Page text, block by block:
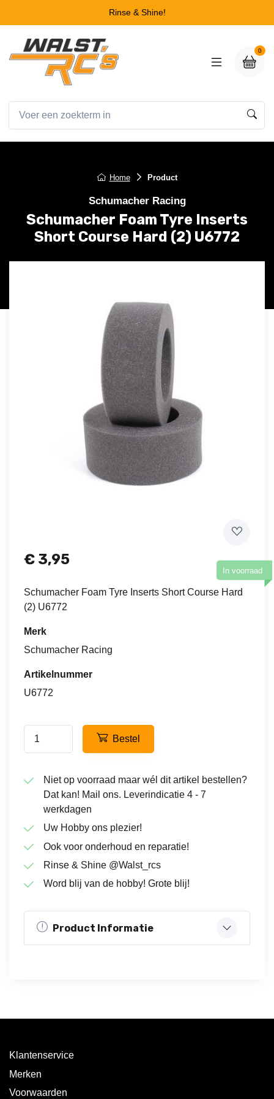
Rinse & Shine!
0
Home Product
Schumacher Racing
Schumacher Foam Tyre Inserts
Short Course Hard (2) U6772
€ 3,95
In voorraad
Schumacher Foam Tyre Inserts Short Course Hard
(2) U6772
Merk
Schumacher Racing
Artikelnummer
U6772
Bestel
Niet op voorraad maar wél dit artikel bestellen?
Dat kan! Mail ons. Leverindicatie 4 - 7
werkdagen
Uw Hobby ons plezier!
Ook voor onderhoud en reparatie!
Rinse & Shine @Walst_rcs
Word blij van de hobby! Grote blij!
Product Informatie
Klantenservice
Merken
Voorwaarden